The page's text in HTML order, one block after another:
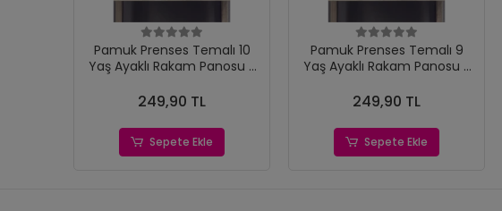
Pamuk Prenses Temalı 10
Yaş Ayaklı Rakam Panosu -
249,90 TL
Sepete Ekle
Pamuk Prenses Temalı 9
Yaş Ayaklı Rakam Panosu -
249,90 TL
Sepete Ekle